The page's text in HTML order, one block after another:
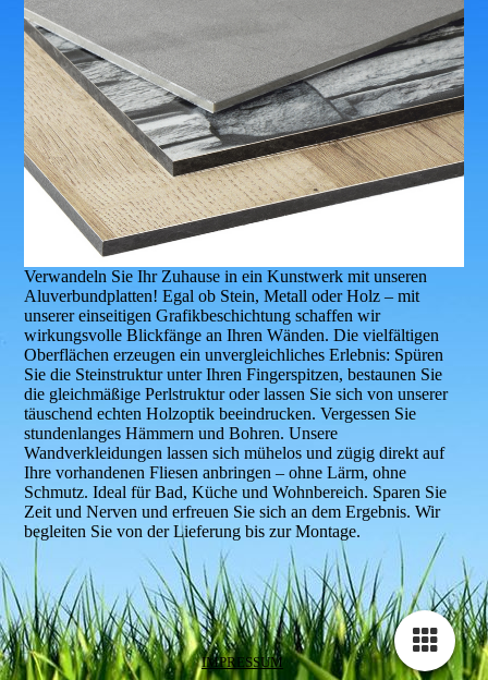
Verwandeln Sie Ihr Zuhause in ein Kunstwerk mit unseren
Aluverbundplatten! Egal ob Stein, Metall oder Holz – mit
unserer einseitigen Grafikbeschichtung schaffen wir
wirkungsvolle Blickfänge an Ihren Wänden. Die vielfältigen
Oberflächen erzeugen ein unvergleichliches Erlebnis: Spüren
Sie die Steinstruktur unter Ihren Fingerspitzen, bestaunen Sie
die gleichmäßige Perlstruktur oder lassen Sie sich von unserer
täuschend echten Holzoptik beeindrucken. Vergessen Sie
stundenlanges Hämmern und Bohren. Unsere
Wandverkleidungen lassen sich mühelos und zügig direkt auf
Ihre vorhandenen Fliesen anbringen – ohne Lärm, ohne
Schmutz. Ideal für Bad, Küche und Wohnbereich. Sparen Sie
Zeit und Nerven und erfreuen Sie sich an dem Ergebnis. Wir
begleiten Sie von der Lieferung bis zur Montage.
IMPRESSUM